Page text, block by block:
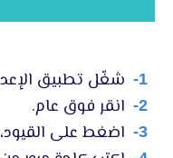
1- شغّل تطبيق
2- انقر فوق عام.
3- اضغط على